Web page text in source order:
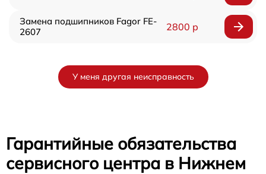
Замена подшипников Fagor FE-
2607
2800 р
У меня другая неисправность
Гарантийные обязательства
сервисного центра в Нижнем